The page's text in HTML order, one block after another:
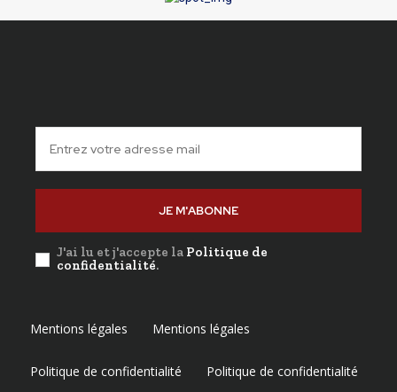
JE M'ABONNE
J'ai lu et j'accepte la Politique de
confidentialité.
Mentions légales Mentions légales
Politique de confidentialité Politique de confidentialité